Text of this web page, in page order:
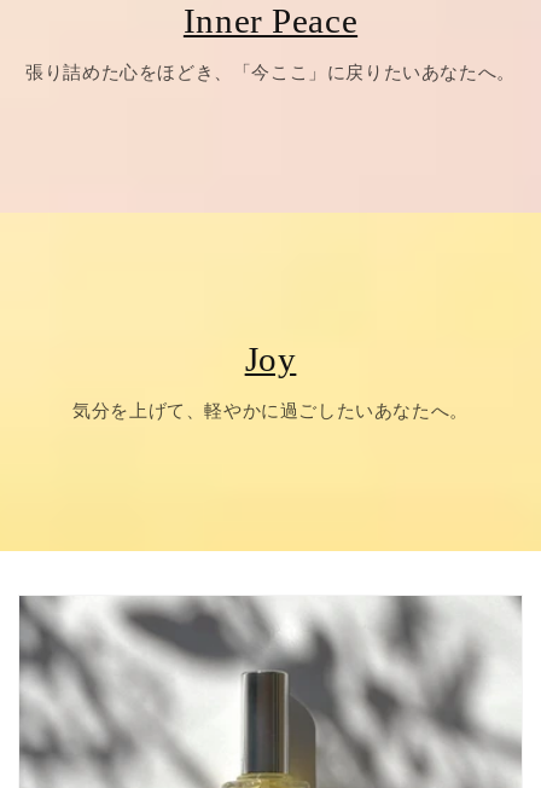
Inner Peace
張り詰めた心をほどき、「今ここ」に戻りたいあなたへ。
Joy
気分を上げて、軽やかに過ごしたいあなたへ。